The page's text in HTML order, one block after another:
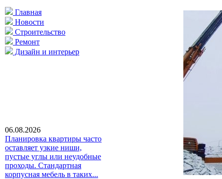
Главная
Новости
Строительство
Ремонт
Дизайн и интерьер
06.08.2026
Планировка квартиры часто
оставляет узкие ниши,
пустые углы или неудобные
проходы. Стандартная
корпусная мебель в таких...